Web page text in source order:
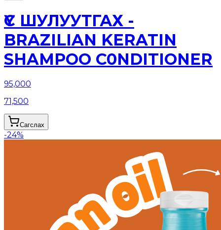
ҮС ШУЛУУТГАХ -
BRAZILIAN KERATIN
SHAMPOO C0NDITIONER
95,000
71,500
Сагслах
-24%